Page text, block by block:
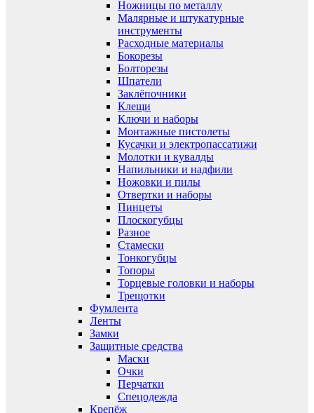
Ножницы по металлу
Малярные и штукатурные
инструменты
Расходные материалы
Бокорезы
Болторезы
Шпатели
Заклёпочники
Клещи
Ключи и наборы
Монтажные пистолеты
Кусачки и электропассатижи
Молотки и кувалды
Напильники и надфили
Ножовки и пилы
Отвертки и наборы
Пинцеты
Плоскогубцы
Разное
Стамески
Тонкогубцы
Топоры
Торцевые головки и наборы
Трещотки
Фумлента
Ленты
Замки
Защитные средства
Маски
Очки
Перчатки
Спецодежда
Крепёж